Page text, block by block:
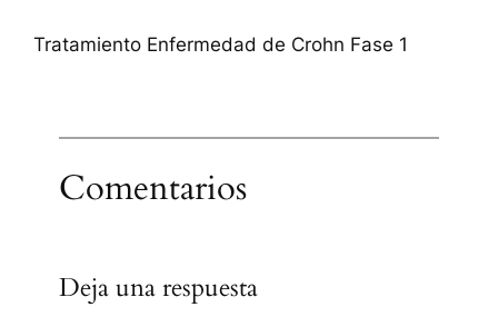
Tratamiento Enfermedad de Crohn Fase 1
Comentarios
Deja una respuesta